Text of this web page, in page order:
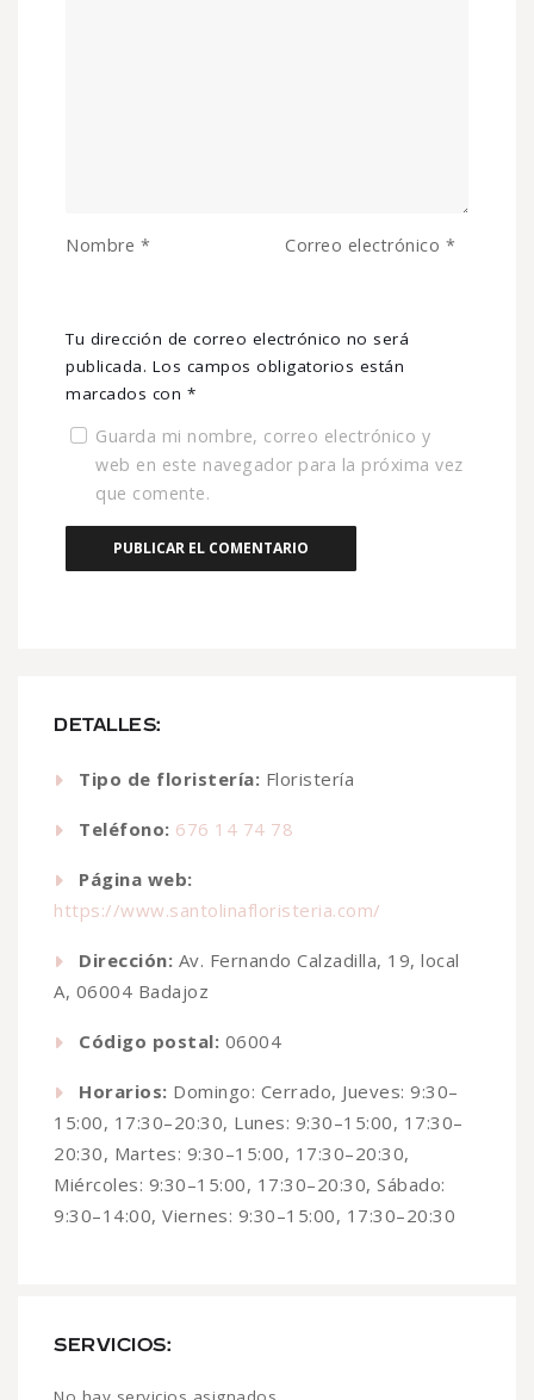
DETALLES:
Tipo de floristería: Floristería
Teléfono: 676 14 74 78
Página web:
https://www.santolinafloristeria.com/
Dirección: Av. Fernando Calzadilla, 19, local
A, 06004 Badajoz
Código postal: 06004
Horarios: Domingo: Cerrado, Jueves: 9:30–
15:00, 17:30–20:30, Lunes: 9:30–15:00, 17:30–
20:30, Martes: 9:30–15:00, 17:30–20:30,
Miércoles: 9:30–15:00, 17:30–20:30, Sábado:
9:30–14:00, Viernes: 9:30–15:00, 17:30–20:30
SERVICIOS:
Tu dirección de correo electrónico no será
publicada. Los campos obligatorios están
marcados con *
Nombre * Correo electrónico *
Guarda mi nombre, correo electrónico y
web en este navegador para la próxima vez
que comente.